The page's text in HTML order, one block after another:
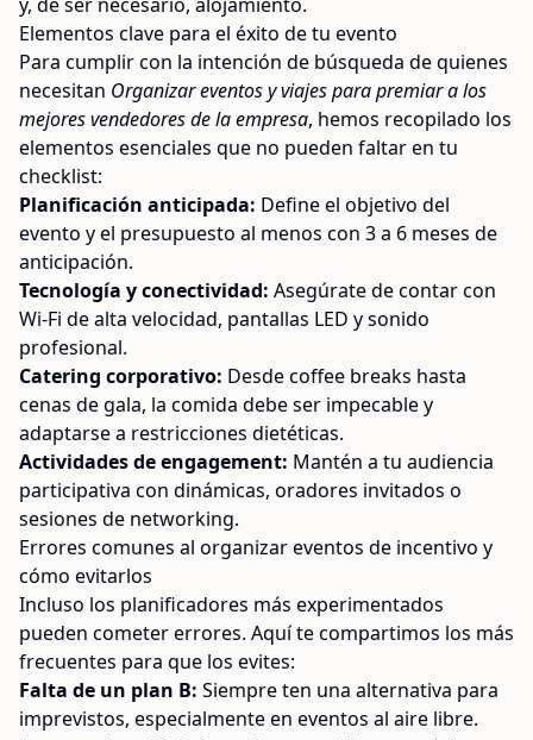
Elementos clave para el éxito de tu evento
Para cumplir con la intención de búsqueda de quienes
necesitan Organizar eventos y viajes para premiar a los
mejores vendedores de la empresa, hemos recopilado los
elementos esenciales que no pueden faltar en tu
checklist:
Planificación anticipada: Define el objetivo del
evento y el presupuesto al menos con 3 a 6 meses de
anticipación.
Tecnología y conectividad: Asegúrate de contar con
Wi-Fi de alta velocidad, pantallas LED y sonido
profesional.
Catering corporativo: Desde coffee breaks hasta
cenas de gala, la comida debe ser impecable y
adaptarse a restricciones dietéticas.
Actividades de engagement: Mantén a tu audiencia
participativa con dinámicas, oradores invitados o
sesiones de networking.
Errores comunes al organizar eventos de incentivo y
cómo evitarlos
Incluso los planificadores más experimentados
pueden cometer errores. Aquí te compartimos los más
frecuentes para que los evites:
Falta de un plan B: Siempre ten una alternativa para
imprevistos, especialmente en eventos al aire libre.